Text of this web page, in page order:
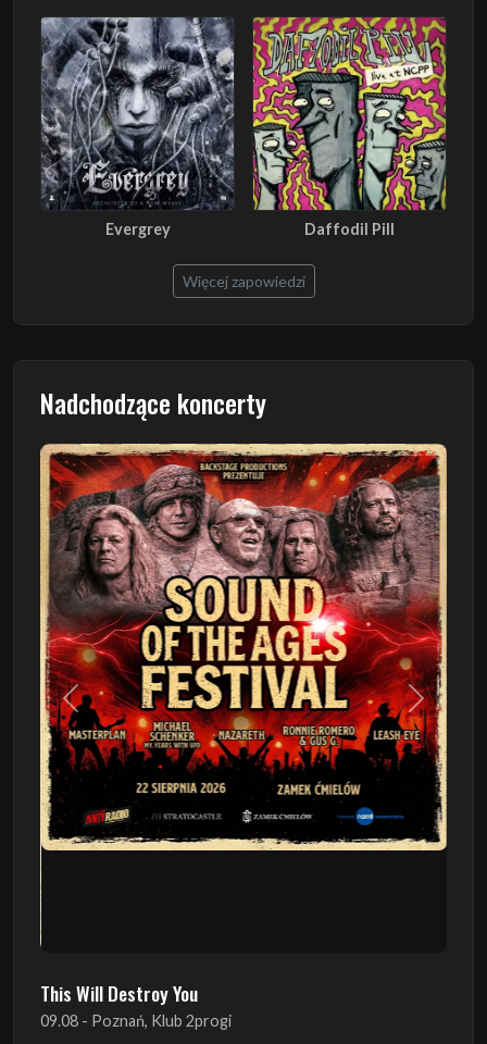
Evergrey Daffodil Pill
Więcej zapowiedzi
Nadchodzące koncerty
Poprzedni Następny
This Will Destroy You
09.08 - Poznań, Klub 2progi
Sound Of The Ages Festival
22.08 - Ćmielów, Zamek Ćmielów